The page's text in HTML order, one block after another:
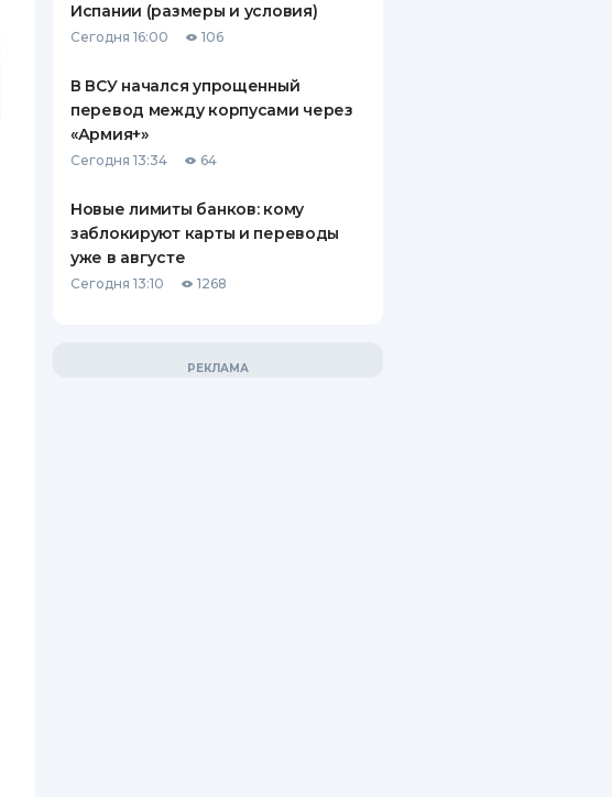
Испании (размеры и условия)
Сегодня 16:00 106
В ВСУ начался упрощенный
перевод между корпусами через
«Армия+»
Сегодня 13:34 64
Новые лимиты банков: кому
заблокируют карты и переводы
уже в августе
Сегодня 13:10 1268